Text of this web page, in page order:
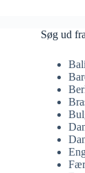
Søg ud
Bali